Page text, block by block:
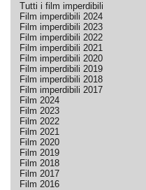
Tutti i film imperdibili
Film imperdibili 2024
Film imperdibili 2023
Film imperdibili 2022
Film imperdibili 2021
Film imperdibili 2020
Film imperdibili 2019
Film imperdibili 2018
Film imperdibili 2017
Film 2024
Film 2023
Film 2022
Film 2021
Film 2020
Film 2019
Film 2018
Film 2017
Film 2016